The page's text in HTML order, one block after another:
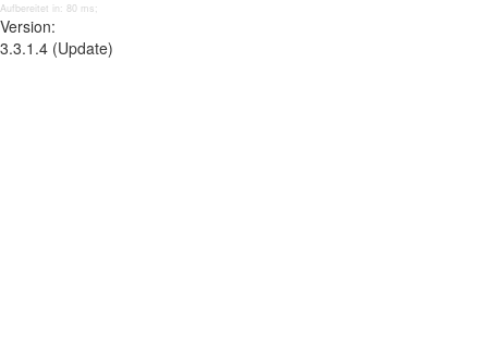
Aufbereitet in: 80 ms;
Version:
3.3.1.4 (Update)